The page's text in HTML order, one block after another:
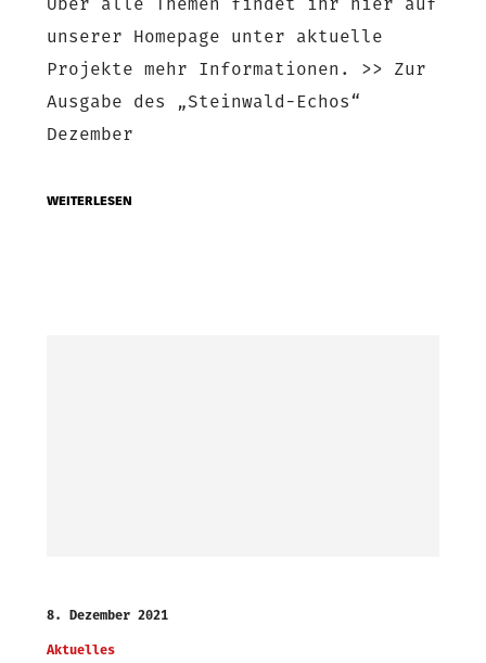
Über alle Themen findet ihr hier auf
unserer Homepage unter aktuelle
Projekte mehr Informationen. >> Zur
Ausgabe des „Steinwald-Echos“
Dezember
WEITERLESEN
8. Dezember 2021
Aktuelles